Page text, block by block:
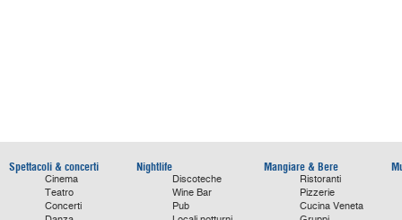
Spettacoli & concerti
Cinema
Teatro
Concerti
Nightlife
Discoteche
Wine Bar
Pub
Mangiare & Bere
Ristoranti
Pizzerie
Cucina Veneta